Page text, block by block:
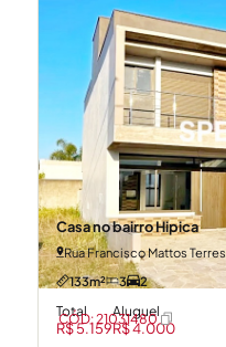
Casa no bairro Hipica
Rua Francisco Mattos Terres
133m²
3 2
Total
R$ 5.159
Aluguel
R$ 4.000
CÓD: 21031480